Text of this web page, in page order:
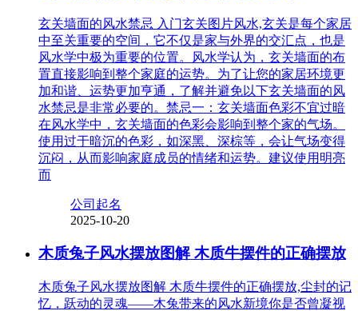
玄关墙面的风水禁忌 入门玄关图片风水,玄关是每个家居
中至关重要的空间，它不仅是家与外界的交汇点，也是
风水学中极为重要的位置。风水学认为，玄关墙面的布
置直接影响到整个家庭的运势。为了让您的家居环境更
加和谐、运势更加亨通，了解并避免以下玄关墙面的风
水禁忌是非常必要的。禁忌一：玄关墙面色彩不宜过暗
在风水学中，玄关墙面的色彩会影响到整个家的气场。
使用过于暗沉的色彩，如深黑、深棕等，会让气场变得
沉闷，从而影响家庭成员的情绪和运势。建议使用明亮
而
公司起名
2025-10-20
木质兔子风水摆放图解 木质牛摆件的正确摆放
木质兔子风水摆放图解 木质牛摆件的正确摆放,尘封的记
忆，跃动的灵魂——木兔带来的风水新境你是否曾凝视